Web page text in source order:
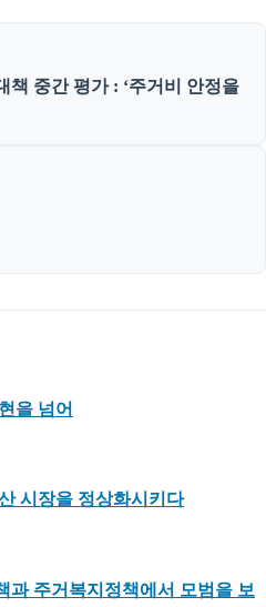
책 중간 평가 : ‘주거비 안정을
을 넘어
시장을 정상화시키다
주거복지정책에서 모범을 보